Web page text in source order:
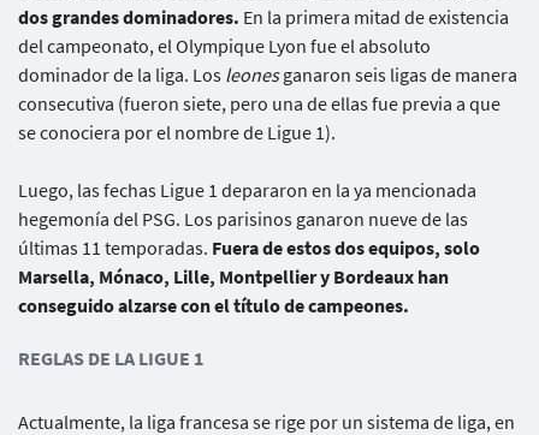
dos grandes dominadores. En la primera mitad de existencia
del campeonato, el Olympique Lyon fue el absoluto
dominador de la liga. Los leonesganaron seis ligas de manera
consecutiva (fueron siete, pero una de ellas fue previa a que
se conociera por el nombre de Ligue 1).
Luego, las fechas Ligue 1 depararon en la ya mencionada
hegemonía del PSG. Los parisinos ganaron nueve de las
últimas 11 temporadas. Fuera de estos dos equipos, solo
Marsella, Mónaco, Lille, Montpellier y Bordeaux han
conseguido alzarse con el título de campeones.
REGLAS DE LA LIGUE 1
Actualmente, la liga francesa se rige por un sistema de liga, en